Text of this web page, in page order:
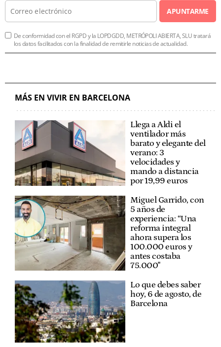
APUNTARME
De conformidad con el RGPD y la LOPDGDD, METRÓPOLI ABIERTA, SLU tratará
los datos facilitados con la finalidad de remitirle noticias de actualidad.
MÁS EN VIVIR EN BARCELONA
Llega a Aldi el
ventilador más
barato y elegante del
verano: 3
velocidades y
mando a distancia
por 19,99 euros
Miguel Garrido, con
5 años de
experiencia: “Una
reforma integral
ahora supera los
100.000 euros y
antes costaba
75.000"
Lo que debes saber
hoy, 6 de agosto, de
Barcelona